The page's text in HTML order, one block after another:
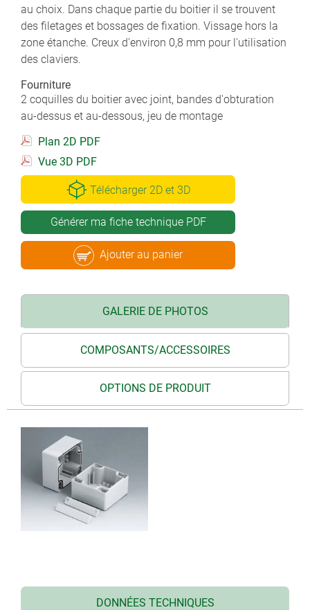
au choix. Dans chaque partie du boitier il se trouvent
des filetages et bossages de fixation. Vissage hors la
zone étanche. Creux d'environ 0,8 mm pour l'utilisation
des claviers.
Fourniture
2 coquilles du boitier avec joint, bandes d'obturation
au-dessus et au-dessous, jeu de montage
Plan 2D PDF
Vue 3D PDF
Télécharger 2D et 3D
Générer ma fiche technique PDF
Ajouter au panier
GALERIE DE PHOTOS
COMPOSANTS/ACCESSOIRES
OPTIONS DE PRODUIT
DONNÉES TECHNIQUES